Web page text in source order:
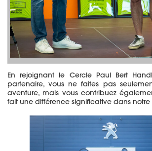
En rejoignant le Cercle Paul Bert
partenaire, vous ne faites pas
aventure, mais vous contribuez
fait une différence significative dans